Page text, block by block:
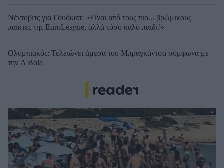
Νέντοβιτς για Γουόκαπ: «Είναι από τους πιο... βρώμικους
παίκτες της EuroLeague, αλλά τόσο καλό παιδί!»
Ολυμπιακός: Τελειώνει άμεσα του Μπραγκάντσα σύμφωνα με
την A Bola